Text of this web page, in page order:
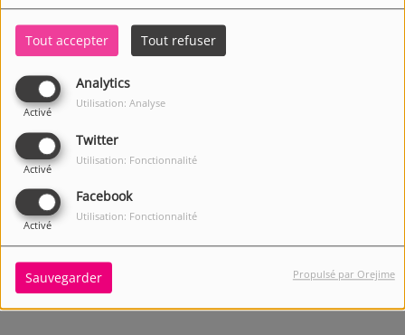
Tout accepter Tout refuser
Analytics
Activé
Utilisation: Analyse
Twitter
Activé
Utilisation: Fonctionnalité
Facebook
Activé
Utilisation: Fonctionnalité
Sauvegarder Propulsé par Orejime
3883 VUES